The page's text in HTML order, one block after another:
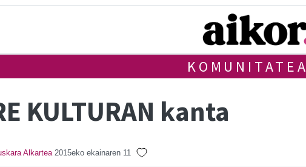
KOMUNITATEA
KULTURAN kanta
Alkartea 2015eko ekainaren 11